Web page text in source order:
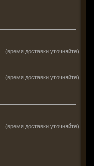
(время доставки уточняйте)
(время доставки уточняйте)
(время доставки уточняйте)